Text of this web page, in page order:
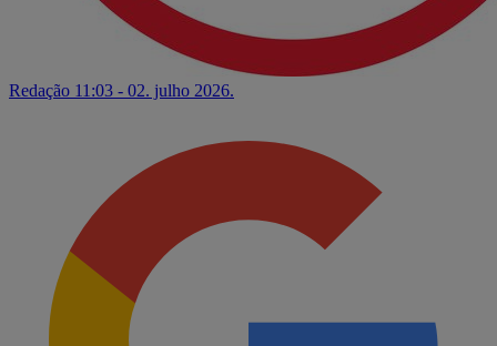
Redação 11:03 - 02. julho 2026.